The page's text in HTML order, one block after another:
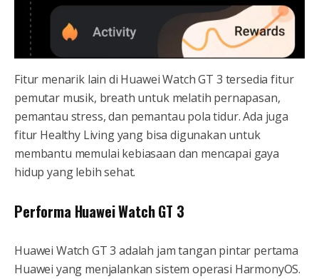
Fitur menarik lain di Huawei Watch GT 3 tersedia fitur
pemutar musik, breath untuk melatih pernapasan,
pemantau stress, dan pemantau pola tidur. Ada juga
fitur Healthy Living yang bisa digunakan untuk
membantu memulai kebiasaan dan mencapai gaya
hidup yang lebih sehat.
Performa Huawei Watch GT 3
Huawei Watch GT 3 adalah jam tangan pintar pertama
Huawei yang menjalankan sistem operasi HarmonyOS.